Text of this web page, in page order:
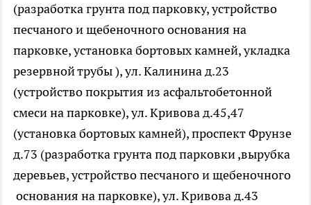
(разработка грунта под парковку, устройство
песчаного и щебеночного основания на
парковке, установка бортовых камней, укладка
резервной трубы ), ул. Калинина д.23
(устройство покрытия из асфальтобетонной
смеси на парковке), ул. Кривова д.45,47
(установка бортовых камней), проспект Фрунзе
д.73 (разработка грунта под парковки ,вырубка
деревьев, устройство песчаного и щебеночного
основания на парковке), ул. Кривова д.43